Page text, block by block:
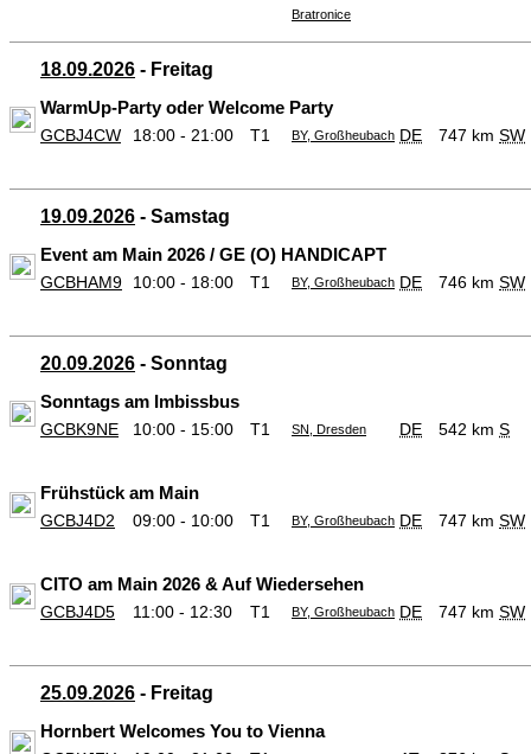
Bratronice
18.09.2026 - Freitag
WarmUp-Party oder Welcome Party
GCBJ4CW 18:00 - 21:00 T1 BY, Großheubach DE 747 km SW
19.09.2026 - Samstag
Event am Main 2026 / GE (O) HANDICAPT
GCBHAM9 10:00 - 18:00 T1 BY, Großheubach DE 746 km SW
20.09.2026 - Sonntag
Sonntags am Imbissbus
GCBK9NE 10:00 - 15:00 T1 SN, Dresden DE 542 km S
Frühstück am Main
GCBJ4D2 09:00 - 10:00 T1 BY, Großheubach DE 747 km SW
CITO am Main 2026 & Auf Wiedersehen
GCBJ4D5 11:00 - 12:30 T1 BY, Großheubach DE 747 km SW
25.09.2026 - Freitag
Hornbert Welcomes You to Vienna